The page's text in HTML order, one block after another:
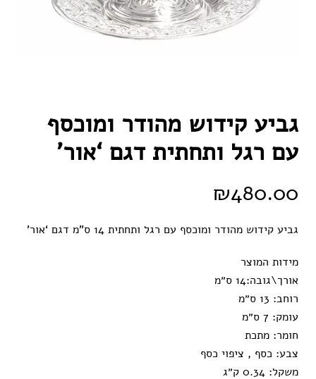
גביע קידוש מהודר ומוכסף
עם רגל ותחתית דגם ‘אור’
₪480.00
גביע קידוש מהודר ומוכסף עם רגל ותחתית 14 ס”מ דגם ‘אור’
מידות המוצר
אורך\גובה:14 ס״מ
רוחב:
עומק: 7 ס״מ
חומר: מתכת
צבע: כסף , ציפוי כסף
משקל: 0.34 ק״ג